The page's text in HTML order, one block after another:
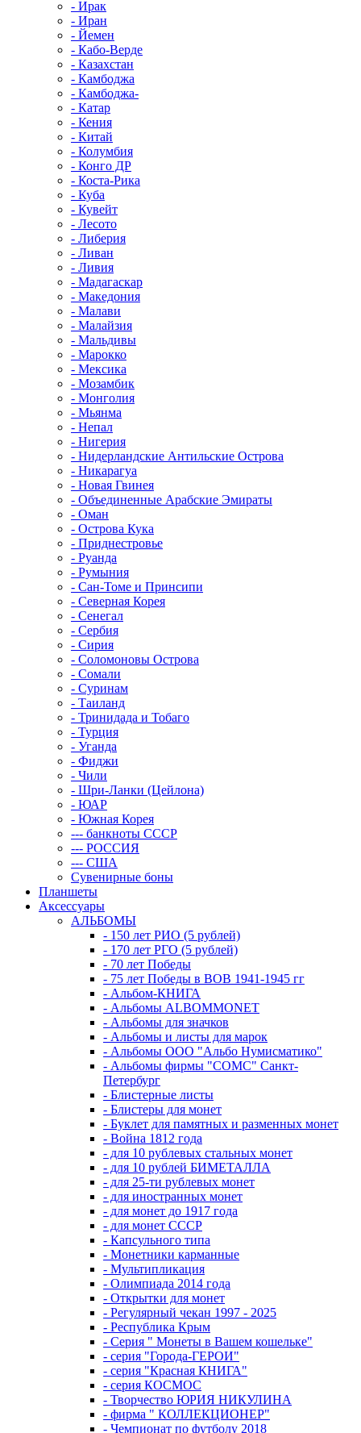
- Ирак
- Иран
- Йемен
- Кабо-Верде
- Казахстан
- Камбоджа
- Камбоджа-
- Катар
- Кения
- Китай
- Колумбия
- Конго ДР
- Коста-Рика
- Куба
- Кувейт
- Лесото
- Либерия
- Ливан
- Ливия
- Мадагаскар
- Македония
- Малави
- Малайзия
- Мальдивы
- Марокко
- Мексика
- Мозамбик
- Монголия
- Мьянма
- Непал
- Нигерия
- Нидерландские Антильские Острова
- Никарагуа
- Новая Гвинея
- Объединенные Арабские Эмираты
- Оман
- Острова Кука
- Приднестровье
- Руанда
- Румыния
- Сан-Томе и Принсипи
- Северная Корея
- Сенегал
- Сербия
- Сирия
- Соломоновы Острова
- Сомали
- Суринам
- Таиланд
- Тринидада и Тобаго
- Турция
- Уганда
- Фиджи
- Чили
- Шри-Ланки (Цейлона)
- ЮАР
- Южная Корея
--- банкноты СССР
--- РОССИЯ
--- США
Сувенирные боны
Планшеты
Аксессуары
АЛЬБОМЫ
- 150 лет РИО (5 рублей)
- 170 лет РГО (5 рублей)
- 70 лет Победы
- 75 лет Победы в ВОВ 1941-1945 гг
- Альбом-КНИГА
- Альбомы ALBOMMONET
- Альбомы для значков
- Альбомы и листы для марок
- Альбомы ООО "Альбо Нумисматико"
- Альбомы фирмы "СОМС" Санкт-
Петербург
- Блистерные листы
- Блистеры для монет
- Буклет для памятных и разменных монет
- Война 1812 года
- для 10 рублевых стальных монет
- для 10 рублей БИМЕТАЛЛА
- для 25-ти рублевых монет
- для иностранных монет
- для монет до 1917 года
- для монет СССР
- Капсульного типа
- Монетники карманные
- Мультипликация
- Олимпиада 2014 года
- Открытки для монет
- Регулярный чекан 1997 - 2025
- Республика Крым
- Серия " Монеты в Вашем кошельке"
- серия "Города-ГЕРОИ"
- серия "Красная КНИГА"
- серия КОСМОС
- Творчество ЮРИЯ НИКУЛИНА
- фирма " КОЛЛЕКЦИОНЕР"
- Чемпионат по футболу 2018